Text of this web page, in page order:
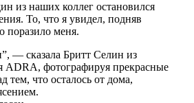
из наших коллег остановился
То, что я увидел, подняв
поразило меня.
— сказала Бритт Селин из
ADRA, фотографируя прекрасные
тем, что осталось от дома,